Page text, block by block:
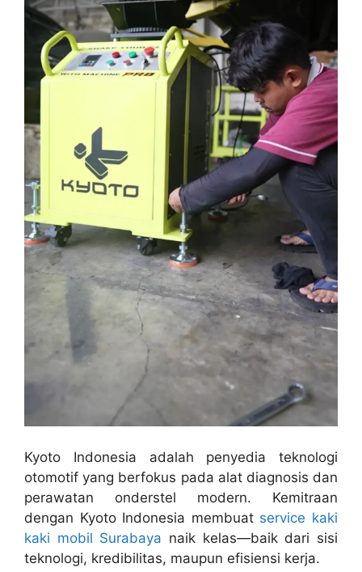
Kyoto Indonesia adalah penyedia teknologi
otomotif yang berfokus pada alat diagnosis dan
perawatan onderstel modern. Kemitraan
dengan Kyoto Indonesia membuat service kaki
kaki mobil Surabaya naik kelas—baik dari sisi
teknologi, kredibilitas, maupun efisiensi kerja.